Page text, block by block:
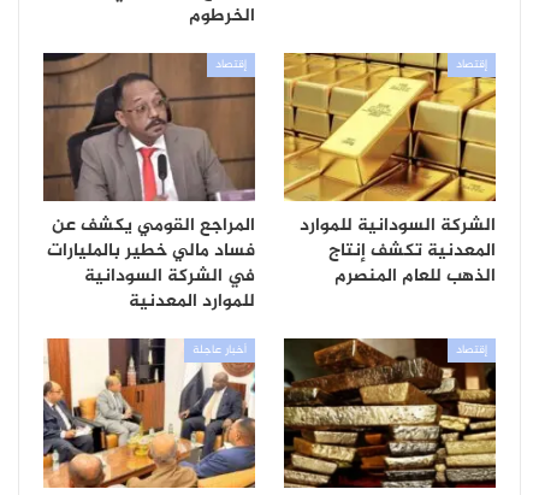
الخرطوم
إقتصاد
الشركة السودانية للموارد
المعدنية تكشف إنتاج
الذهب للعام المنصرم
إقتصاد
المراجع القومي يكشف عن
فساد مالي خطير بالمليارات
في الشركة السودانية
للموارد المعدنية
إقتصاد أخبار عاجلة